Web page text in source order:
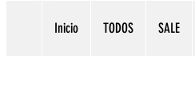
Inicio TODOS SALE